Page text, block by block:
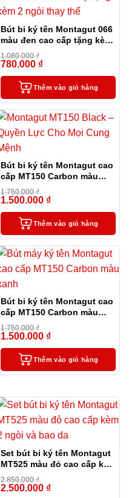
Bút bi ký tên Montagut 066
màu đen cao cấp tặng kèm
2 ngòi thay thế
1.080.000₫
780.000 ₫
Thêm vào giỏ hàng
Bút bi ký tên Montagut cao
cấp MT150 Carbon màu
đen
1.750.000₫
1.500.000 ₫
Thêm vào giỏ hàng
Bút bi ký tên Montagut cao
cấp MT150 Carbon màu
xanh
1.750.000₫
1.500.000 ₫
Thêm vào giỏ hàng
Set bút bi ký tên Montagut
MT525 màu đỏ cao cấp kèm
2 ngòi và bao da
2.850.000₫
2.500.000 ₫